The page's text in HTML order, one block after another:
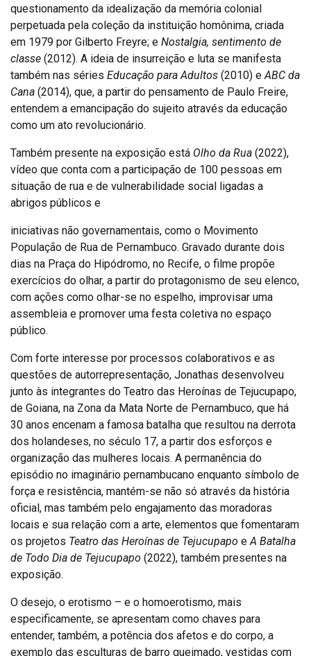
questionamento da idealização da memória colonial
perpetuada pela coleção da instituição homônima, criada
em 1979 por Gilberto Freyre; e Nostalgia, sentimento de
classe (2012). A ideia de insurreição e luta se manifesta
também nas séries Educação para Adultos (2010) eABC da
Cana (2014), que, a partir do pensamento de Paulo Freire,
entendem a emancipação do sujeito através da educação
como um ato revolucionário.
Também presente na exposição está Olho da Rua (2022),
vídeo que conta com a participação de 100 pessoas em
situação de rua e de vulnerabilidade social ligadas a
abrigos públicos e
iniciativas não governamentais, como o Movimento
População de Rua de Pernambuco. Gravado durante dois
dias na Praça do Hipódromo, no Recife, o filme propõe
exercícios do olhar, a partir do protagonismo de seu elenco,
com ações como olhar-se no espelho, improvisar uma
assembleia e promover uma festa coletiva no espaço
público.
Com forte interesse por processos colaborativos e as
questões de autorrepresentação, Jonathas desenvolveu
junto às integrantes do Teatro das Heroínas de Tejucupapo,
de Goiana, na Zona da Mata Norte de Pernambuco, que há
30 anos encenam a famosa batalha que resultou na derrota
dos holandeses, no século 17, a partir dos esforços e
organização das mulheres locais. A permanência do
episódio no imaginário pernambucano enquanto símbolo de
força e resistência, mantém-se não só através da história
oficial, mas também pelo engajamento das moradoras
locais e sua relação com a arte, elementos que fomentaram
os projetos Teatro das Heroínas de Tejucupapo eA Batalha
de Todo Dia de Tejucupapo (2022), também presentes na
exposição.
O desejo, o erotismo – e o homoerotismo, mais
especificamente, se apresentam como chaves para
entender, também, a potência dos afetos e do corpo, a
exemplo das esculturas de barro queimado, vestidas com